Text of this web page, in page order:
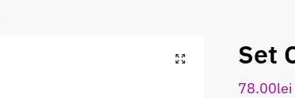
Set
78.00lei